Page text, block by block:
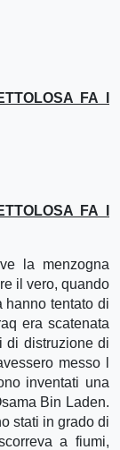
FA I
FA I
la menzogna
il vero, quando
hanno tentato di
era scatenata
di distruzione di
messo l
inventati una
Bin Laden.
stati in grado di
a fiumi,